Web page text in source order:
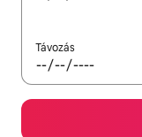
Távozás